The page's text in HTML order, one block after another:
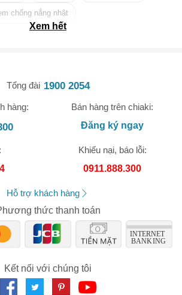
chống nắng nhật
mặt tốt nhất
Xem hết
Tổng đài 1900 2054
hàng:
Bán hàng trên chiaki:
Đăng ký ngay
Khiếu nại, báo lỗi:
0911.888.300
Hỗ trợ khách hàng
thức thanh toán
Kết nối với chúng tôi
🎁 Đừng Bỏ Lỡ! 🎁
cho bất kỳ đơn hàng nào.
XXX-XXXX
lần
hàng từ:0
hàng:
LẤY MÃ NGAY